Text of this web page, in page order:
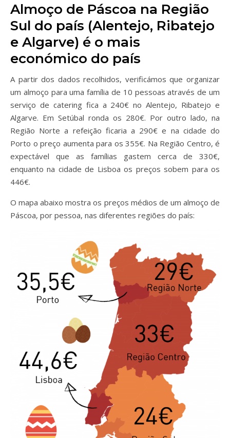
Almoço de Páscoa na Região
Sul do país (Alentejo, Ribatejo
e Algarve) é o mais
económico do país
A partir dos dados recolhidos, verificámos que organizar
um almoço para uma família de 10 pessoas através de um
serviço de catering fica a 240€ no Alentejo, Ribatejo e
Algarve. Em Setúbal ronda os 280€. Por outro lado, na
Região Norte a refeição ficaria a 290€ e na cidade do
Porto o preço aumenta para os 355€. Na Região Centro, é
expectável que as famílias gastem cerca de 330€,
enquanto na cidade de Lisboa os preços sobem para os
446€.
O mapa abaixo mostra os preços médios de um almoço de
Páscoa, por pessoa, nas diferentes regiões do país: